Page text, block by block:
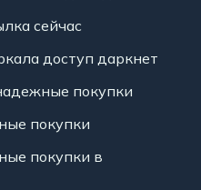
сейчас
доступ даркнет
покупки
покупки
покупки в